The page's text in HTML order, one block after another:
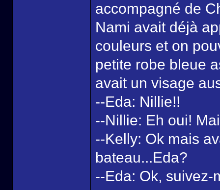
accompagné de
Nami avait déjà
couleurs et on
petite robe bleue
avait un visage
--Eda: Nillie!!
--Nillie: Eh oui!
--Kelly: Ok mais
bateau...Eda?
--Eda: Ok, suivez-